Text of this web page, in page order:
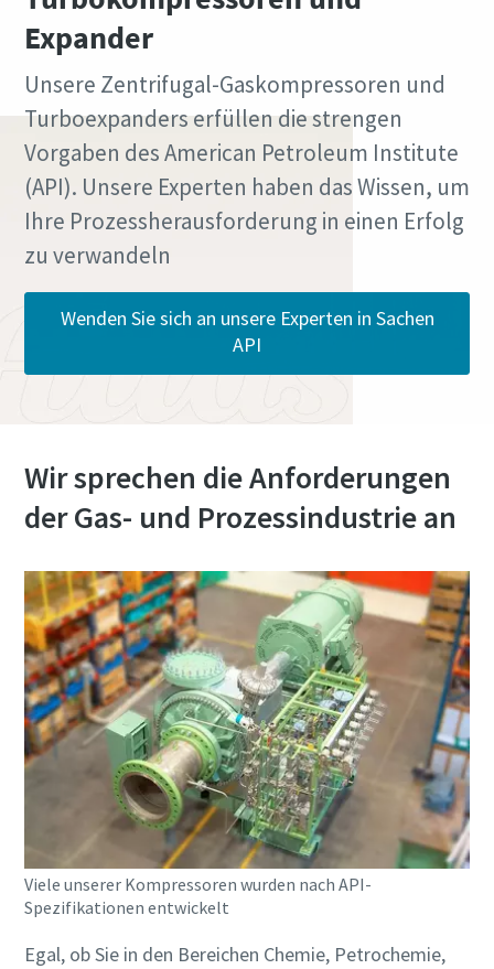
Expander
Unsere Zentrifugal-Gaskompressoren und
Turboexpanders erfüllen die strengen
Vorgaben des American Petroleum Institute
(API). Unsere Experten haben das Wissen, um
Ihre Prozessherausforderung in einen Erfolg
zu verwandeln
Wenden Sie sich an unsere Experten in Sachen
API
Wir sprechen die Anforderungen
der Gas- und Prozessindustrie an
Viele unserer Kompressoren wurden nach API-
Spezifikationen entwickelt
Egal, ob Sie in den Bereichen Chemie, Petrochemie,
Alle mit (*) gekennzeichnete Felder sind
Pflichtfelder.
Persönliche Angaben
Vorname
Nachname
Telefon
Weitere Informationen
Land
Straße
Stadt
Postleitzahl
Anfordern
Alle mit (*) gekennzeichnete Felder sind
Pflichtfelder.
Persönliche Angaben
Vorname
Nachname
Telefon
Weitere Informationen
Land
Straße
Stadt
Postleitzahl
Anfordern